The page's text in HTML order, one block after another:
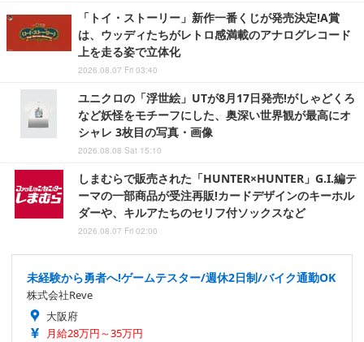
「トイ・ストーリー」新作一番くじが発売決定!A賞
は、ウッディたちがレトロ感満載のアナログレコード
上を走る姿で立体化
2026.08.07 Fri 03:40
ユニクロの「浮世絵」UTが8月17日発売!がしゃどくろ
など妖怪をモチーフにした、奥深い世界観が最高にオ
シャレ 3枚目の写真・画像
2026.08.08 Sat 15:10
しまむらで販売された「HUNTER×HUNTER」G.I.編テ
ーマの一部商品が受注再販!カードデザインのキーホル
ダーや、キルアたちのセリフ付ソックスなど
2026.08.07 Fri 02:00
未経験から勇者へ!ゲームテスター/週休2日制/バイク通勤OK
株式会社Reve
大阪府
月給28万円～35万円